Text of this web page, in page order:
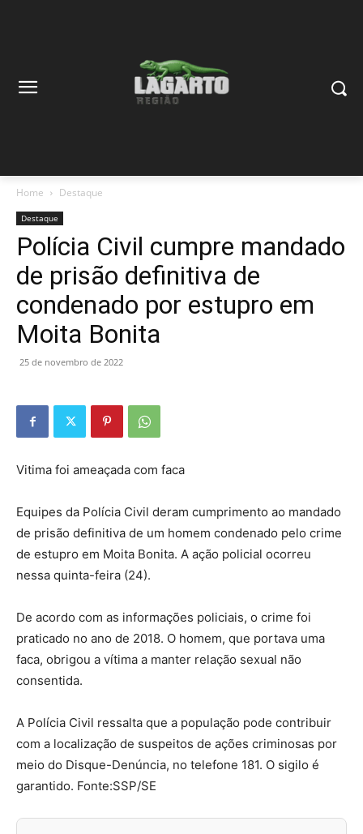
Home Destaque
Destaque
Polícia Civil cumpre mandado
de prisão definitiva de
condenado por estupro em
Moita Bonita
25 de novembro de 2022
Vitima foi ameaçada com faca
Equipes da Polícia Civil deram cumprimento ao mandado
de prisão definitiva de um homem condenado pelo crime
de estupro em Moita Bonita. A ação policial ocorreu
nessa quinta-feira (24).
De acordo com as informações policiais, o crime foi
praticado no ano de 2018. O homem, que portava uma
faca, obrigou a vítima a manter relação sexual não
consentida.
A Polícia Civil ressalta que a população pode contribuir
com a localização de suspeitos de ações criminosas por
meio do Disque-Denúncia, no telefone 181. O sigilo é
garantido. Fonte:SSP/SE